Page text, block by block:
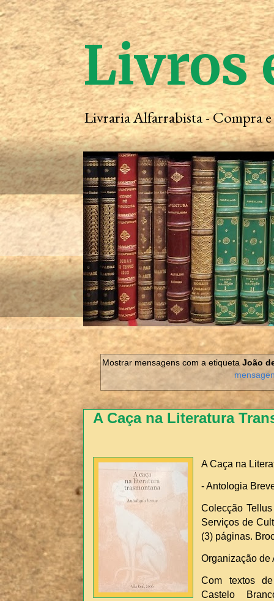
Livros
Livraria Alfarrabista - Compra
Mostrar mensagens com a etiquetaJoão
A Caça na Literatura
A Caça na
- Antologia
Colecção
Serviços de
(3) páginas.
Organização de
Com textos
Castelo